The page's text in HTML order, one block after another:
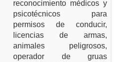
reconocimiento médicos y
psicotécnicos para
permisos de conducir,
licencias de armas,
animales peligrosos,
operador de gruas